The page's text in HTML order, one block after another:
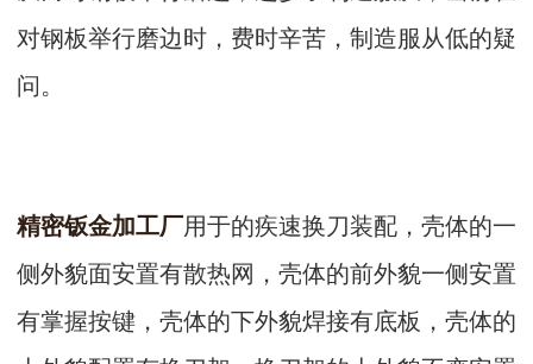
对钢板举行磨边时，费时辛苦，制造服从低的疑
问。
精密钣金加工厂用于的疾速换刀装配，壳体的一
侧外貌面安置有散热网，壳体的前外貌一侧安置
有掌握按键，壳体的下外貌焊接有底板，壳体的